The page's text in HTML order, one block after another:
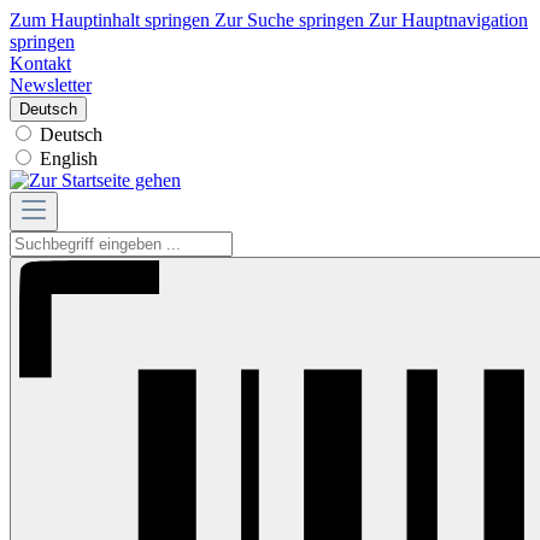
Zum Hauptinhalt springen Zur Suche springen Zur Hauptnavigation
springen
Kontakt
Newsletter
Deutsch
Deutsch
English